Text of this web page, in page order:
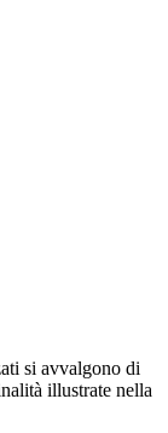
si avvalgono di
illustrate nella